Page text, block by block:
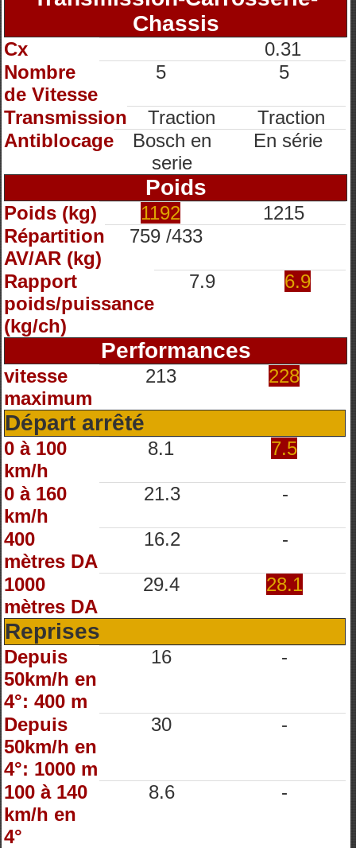
Chassis
Cx
0.31
Nombre
de Vitesse
5 5
Transmission Traction
Traction
Antiblocage
Bosch en
serie
En série
Poids
Poids (kg) 1192
1215
Répartition
AV/AR (kg)
759 /433
Rapport
poids/puissance
(kg/ch)
7.9 6.9
Performances
vitesse
maximum
213 228
Départ arrêté
0 à 100
km/h
8.1 7.5
0 à 160
km/h
21.3 -
400
mètres DA
16.2 -
1000
mètres DA
29.4 28.1
Reprises
Depuis
50km/h en
4°: 400 m
16 -
Depuis
50km/h en
4°: 1000 m
30 -
100 à 140
km/h en
4°
8.6 -